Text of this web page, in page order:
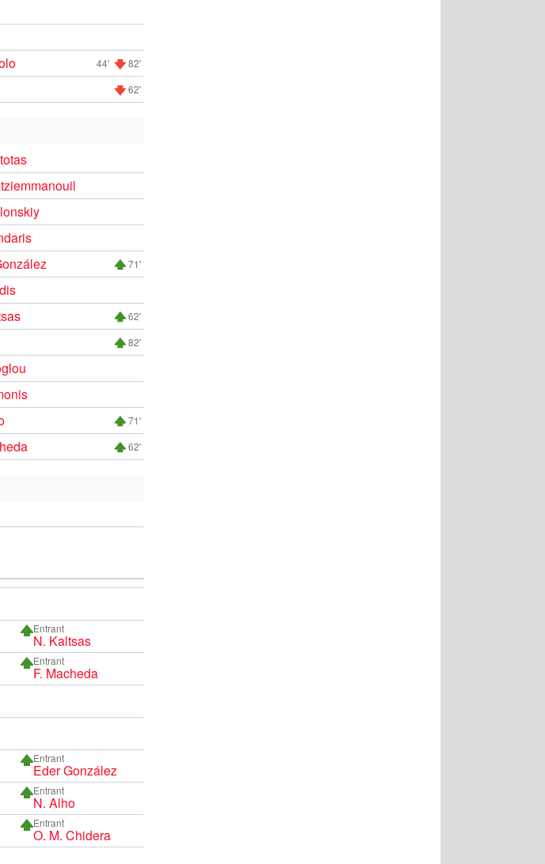
44' 82'
62'
71'
62'
82'
71'
62'
Entrant
N. Kaltsas
Entrant
F. Macheda
Entrant
Eder González
Entrant
N. Alho
Entrant
O. M. Chidera